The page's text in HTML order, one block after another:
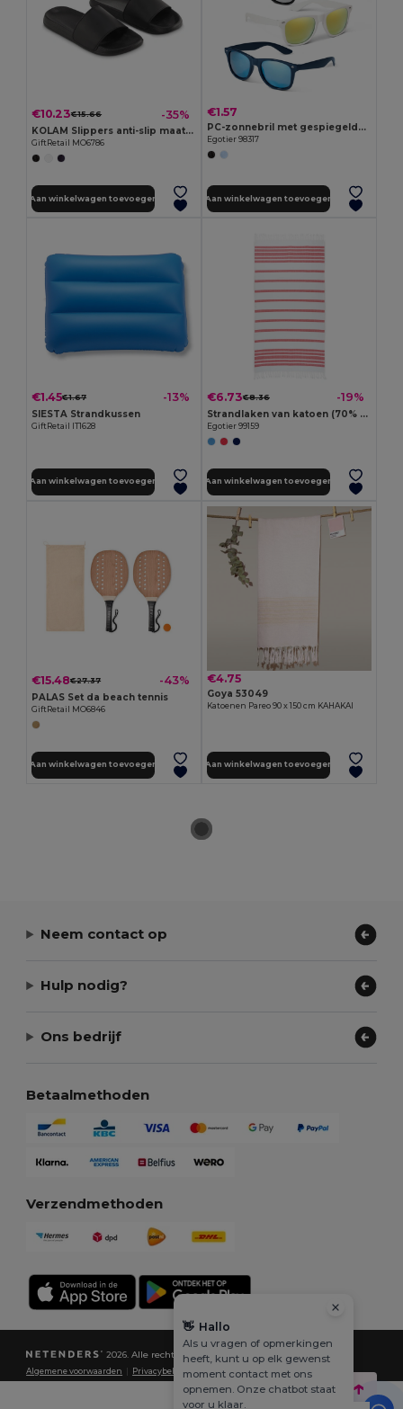
€10.23€15.66 -35%
KOLAM Slippers anti-slip maat 40/41
GiftRetail MO6786
Aan winkelwagen toevoegen
€1.57
PC-zonnebril met gespiegelde categorie 3 glazen
Egotier 98317
Aan winkelwagen toevoegen
€1.45€1.67 -13%
SIESTA Strandkussen
GiftRetail IT1628
Aan winkelwagen toevoegen
€6.73€8.36 -19%
Strandlaken van katoen (70% gerecycled) en polyester (30% gerecycled) (180 g/m²)
Egotier 99159
Aan winkelwagen toevoegen
€15.48€27.37 -43%
PALAS Set da beach tennis
GiftRetail MO6846
Aan winkelwagen toevoegen
€4.75
Goya 53049
Katoenen Pareo 90 x 150 cm KAHAKAI
Aan winkelwagen toevoegen
Neem contact op
Hulp nodig?
Ons bedrijf
Betaalmethoden
Verzendmethoden
2026. Alle rechten voorbehouden
Algemene voorwaarden Privacybeleid|Cookiebeleid|Sitemap
👋 Hallo
Als u vragen of opmerkingen
heeft, kunt u op elk gewenst
moment contact met ons
opnemen. Onze chatbot staat
voor u klaar.